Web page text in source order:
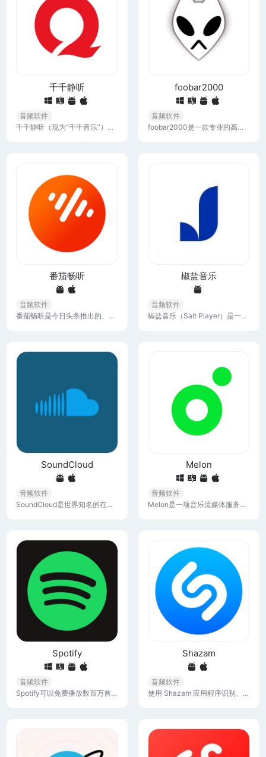
千千静听
音频软件
千千静听（现为“千千音乐”）是一款曾经非常流行的音乐播放软件，它以其轻量级、易用性和强大的功能而受到用户的喜爱。这款软件支持多种音频格式，提供了丰富的功能。
foobar2000
音频软件
foobar2000是一款专业的高级音频播放器，几乎支持所有音频格式，foobar2000追求完美音质，界面简单无广告，完全免费。
番茄畅听
音频软件
番茄畅听是今日头条推出的、面向网文爱好者的免费产品，拥有海量正版小说，支持用户听书看书，致力于为读者提供畅听不花钱的极致体验。
椒盐音乐
音频软件
椒盐音乐（Salt Player）是一款安卓平台本地音乐播放软件，数十万用户选择的本地音乐播放器，提供专业的媒体库和数据分析、个性化的主题和设置、强大的歌词和投送功能
SoundCloud
音频软件
SoundCloud是世界知名的在线歌曲和音频平台之一，平台所拥有的音乐作品超过3亿，其中包括歌曲、专辑和播客。
Melon
音频软件
Melon是一项音乐流媒体服务，提供最新音乐、Melon Chart、MV、Music Wave等多种内容。
Spotify
音频软件
Spotify可以免费播放数百万首歌曲、专辑和原创播客，随时随地流式传输音乐和播客。立即从Uptodown或Google Play Store下载。 您还可以在App Store中找到iOS版本。访问广泛的音频内容库（包括有声读物），发现新专辑并享受所有最喜爱的内容，无论是在家里还是出门旅行!
Shazam
音频软件
使用 Shazam 应用程序识别、聆听和发现歌曲，识别您的周围播放的音乐。探索您喜欢的音乐。在 Shazam 上发现歌曲、歌词和艺术家。